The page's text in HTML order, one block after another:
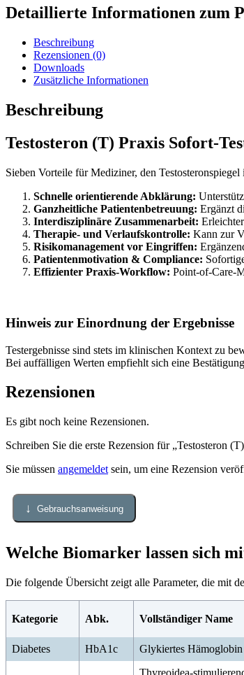
(25
Menge
Detaillierte Informationen zum
Beschreibung
Rezensionen (0)
Downloads
Zusätzliche Informationen
Beschreibung
Testosteron (T) Praxis Sofort-
Sieben Vorteile für Mediziner, den Testosteronspiegel
Schnelle orientierende Abklärung:
Ganzheitliche Patientenbetreuung: Ergänzt
Interdisziplinäre Zusammenarbeit:
Therapie- und Verlaufskontrolle: Kann zur
Risikomanagement vor Eingriffen:
Patientenmotivation & Compliance:
Effizienter Praxis-Workflow: Point-of-Care-
Hinweis zur Einordnung der Ergebnisse
Testergebnisse sind stets im klinischen Kontext zu
Bei auffälligen Werten empfiehlt sich eine
Rezensionen
Es gibt noch keine Rezensionen.
Schreiben Sie die erste Rezension für „Testosteron
Sie müssen angemeldet sein, um eine Rezension
↓ Gebrauchsanweisung
Welche Biomarker lassen sich
Die folgende Übersicht zeigt alle Parameter, die mit
Kategorie Abk. Vollständiger Name
Diabetes HbA1c Glykiertes Hämoglobin